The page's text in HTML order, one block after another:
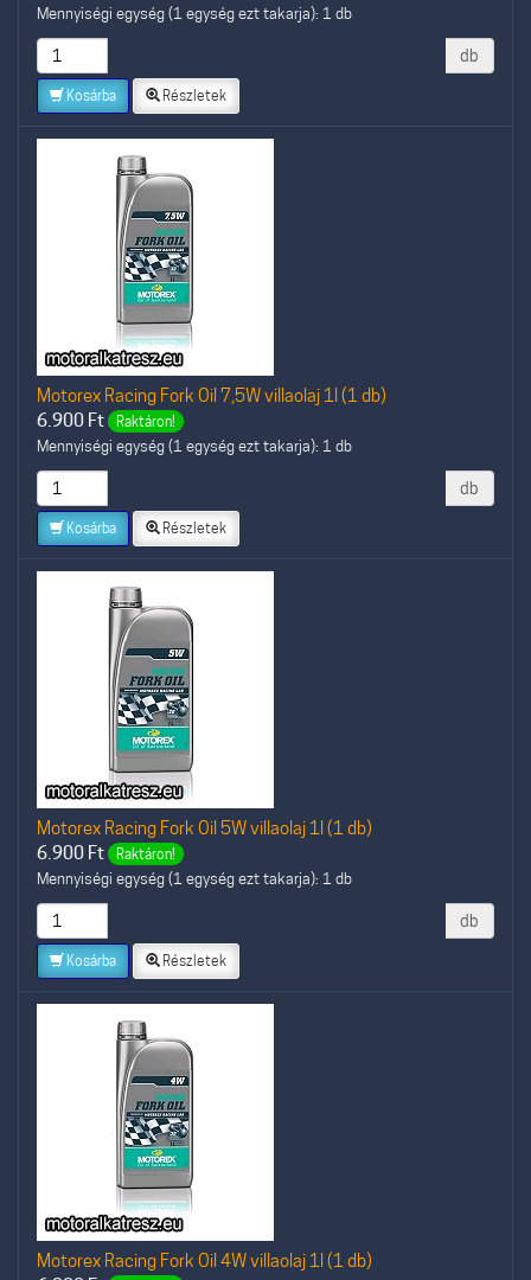
Mennyiségi egység (1 egység ezt takarja): 1 db
db
Kosárba Részletek
Motorex Racing Fork Oil 7,5W villaolaj 1l (1 db)
6.900 Ft Raktáron!
Mennyiségi egység (1 egység ezt takarja): 1 db
db
Kosárba Részletek
Motorex Racing Fork Oil 5W villaolaj 1l (1 db)
6.900 Ft Raktáron!
Mennyiségi egység (1 egység ezt takarja): 1 db
db
Kosárba Részletek
Motorex Racing Fork Oil 4W villaolaj 1l (1 db)